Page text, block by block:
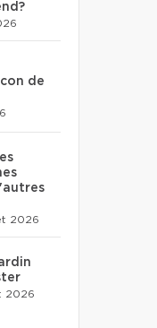
de
2026
2026